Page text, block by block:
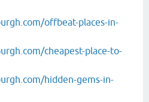
offbeat-places-in-
cheapest-place-to-
hidden-gems-in-